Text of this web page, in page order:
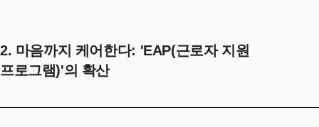
2. 마음까지 케어한다: 'EAP(근로자 지원
프로그램)'의 확산